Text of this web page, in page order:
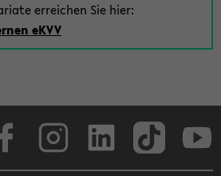
erreichen Sie hier:
eKVV